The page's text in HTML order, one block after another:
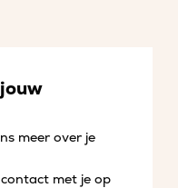
meer over je
met je op